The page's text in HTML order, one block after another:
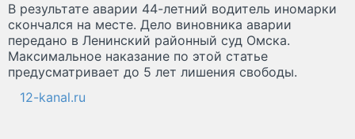
В результате аварии 44-летний водитель иномарки
скончался на месте. Дело виновника аварии
передано в Ленинский районный суд Омска.
Максимальное наказание по этой статье
предусматривает до 5 лет лишения свободы.
12-kanal.ru